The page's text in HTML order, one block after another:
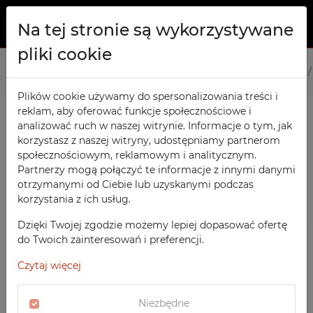
Na tej stronie są wykorzystywane
pliki cookie
Plików cookie używamy do spersonalizowania treści i
reklam, aby oferować funkcje społecznościowe i
analizować ruch w naszej witrynie. Informacje o tym, jak
korzystasz z naszej witryny, udostępniamy partnerom
społecznościowym, reklamowym i analitycznym.
Partnerzy mogą połączyć te informacje z innymi danymi
otrzymanymi od Ciebie lub uzyskanymi podczas
korzystania z ich usług.
Dzięki Twojej zgodzie możemy lepiej dopasować ofertę
do Twoich zainteresowań i preferencji.
Czytaj więcej
Niezbędne
O NAS
PRODUKTY
Szafy TECHCODE RFID
Warsztatowe
Meble socjalne
Sportowe
Medyczne
Z nadrukiem
KONTAKT
ULUBIONE
OBSERWOWANE
LOGOWANIE
PRODUKTY / FILTRY
Szafy Kartotekowe
BIUROWE
Szafy kartotekowe na A5
SZAFY TECHCODE RFID
WARSZTATOWE
SORTOWANIE
POLECANE
CENA ROSNĄCO
DATA DODANIA